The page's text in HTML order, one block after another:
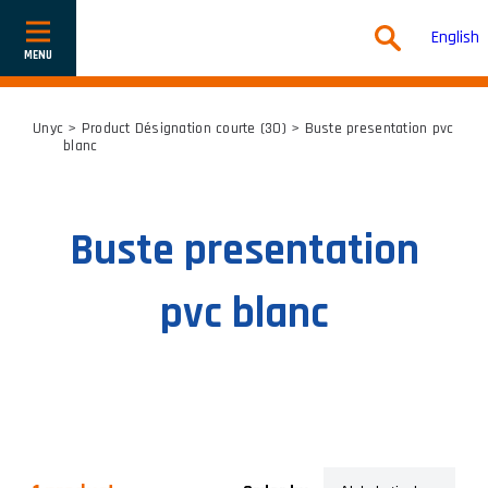
Show
or
English
Unyc > Product Désignation courte (30) > Buste presentation pvc
blanc
Buste presentation
pvc blanc